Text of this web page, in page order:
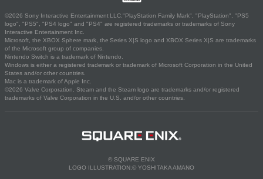
©2026 Sony Interactive Entertainment LLC."PlayStation Family Mark", "PlayStation", "PS5
logo", "PS5", "PS4 logo" and "PS4" are registered trademarks or trademarks of Sony
Interactive Entertainment Inc.
Microsoft, the XBOX Sphere mark, the Series X|S logo and XBOX Series X|S are trademarks
of the Microsoft group of companies.
Nintendo Switch is a trademark of Nintendo.
Windows is either a registered trademark or trademark of Microsoft Corporation in the United
States and/or other countries.
Mac is a trademark of Apple Inc.
©2026 Valve Corporation. Steam and the Steam logo are trademarks and/or registered
trademarks of Valve Corporation in the U.S. and/or other countries.
© SQUARE ENIX
LOGO ILLUSTRATION:© YOSHITAKA AMANO